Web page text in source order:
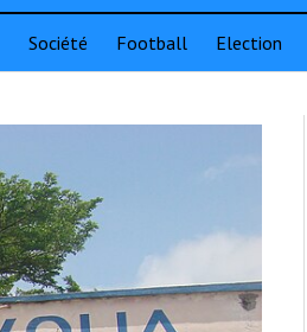
Société Football Election